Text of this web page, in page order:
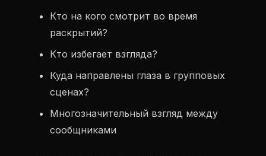
Кто на кого смотрит во время
раскрытий?
Кто избегает взгляда?
Куда направлены глаза в групповых
сценах?
Многозначительный взгляд между
сообщниками